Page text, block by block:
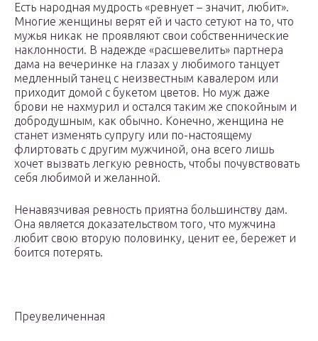
Есть народная мудрость «ревнует – значит, любит».
Многие женщины верят ей и часто сетуют на то, что
мужья никак не проявляют свои собственнические
наклонности. В надежде «расшевелить» партнера
дама на вечеринке на глазах у любимого танцует
медленный танец с неизвестным кавалером или
приходит домой с букетом цветов. Но муж даже
брови не нахмурил и остался таким же спокойным и
добродушным, как обычно. Конечно, женщина не
станет изменять супругу или по-настоящему
флиртовать с другим мужчиной, она всего лишь
хочет вызвать легкую ревность, чтобы почувствовать
себя любимой и желанной.
Ненавязчивая ревность приятна большинству дам.
Она является доказательством того, что мужчина
любит свою вторую половинку, ценит ее, бережет и
боится потерять.
Преувеличенная